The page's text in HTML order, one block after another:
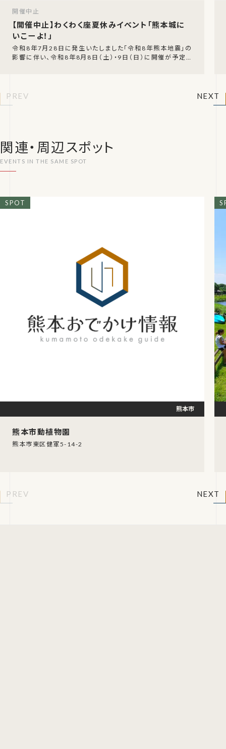
【開催中止】わくわく座夏休みイベント「熊本城に
いこーよ！」
令和8年7月28日に発生いたしました「令和8年熊本地震」の
影響に伴い、令和8年8月8日（土）・9日（日）に開催が予定さ
開催中止
PREV NEXT
関連・周辺スポット
熊本市動植物園
熊本市東区健軍5-14-2
熊本市
PREV NEXT